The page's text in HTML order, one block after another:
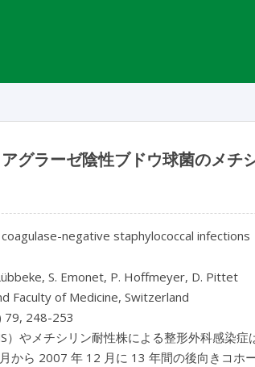
グラーゼ陰性ブドウ球菌のメチ
negative staphylococcal infections
S. Emonet, P. Hoffmeyer, D. Pittet
Faculty of Medicine, Switzerland
79, 248-253
）やメチシリン耐性株による整形外科感染
から 2007 年 12 月に 13 年間の後向きコホ